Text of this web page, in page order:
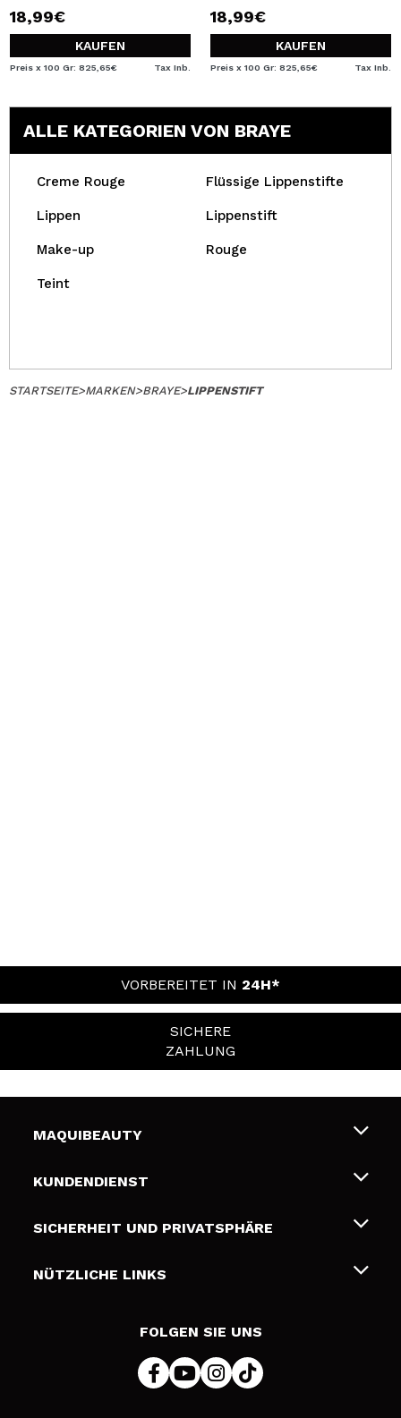
18,99€
KAUFEN
Preis x 100 Gr: 825,65€ Tax Inb.
18,99€
KAUFEN
Preis x 100 Gr: 825,65€ Tax Inb.
ALLE KATEGORIEN VON BRAYE
Creme Rouge Flüssige Lippenstifte
Lippen Lippenstift
Make-up Rouge
Teint
STARTSEITE>MARKEN>BRAYE>LIPPENSTIFT
VORBEREITET IN 24H*
SICHERE
ZAHLUNG
MAQUIBEAUTY
Über uns
Geschenkkarten
KUNDENDIENST
Liefer- und Versandkosten
Zahlung
SICHERHEIT UND PRIVATSPHÄRE
Bedingungen und Datenschutz
NÜTZLICHE LINKS
FOLGEN SIE UNS